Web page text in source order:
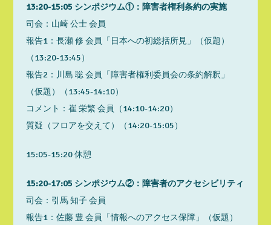
13:20-15:05 シンポジウム①：障害者権利条約の実施
司会：山崎 公士 会員
報告1：長瀬 修 会員「日本への初総括所見」（仮題）
（13:20-13:45）
報告2：川島 聡 会員「障害者権利委員会の条約解釈」
（仮題）（13:45-14:10）
コメント：崔 栄繁 会員（14:10-14:20）
質疑（フロアを交えて）（14:20-15:05）
15:05-15:20 休憩
15:20-17:05 シンポジウム②：障害者のアクセシビリティ
司会：引馬 知子 会員
報告1：佐藤 豊 会員「情報へのアクセス保障」（仮題）